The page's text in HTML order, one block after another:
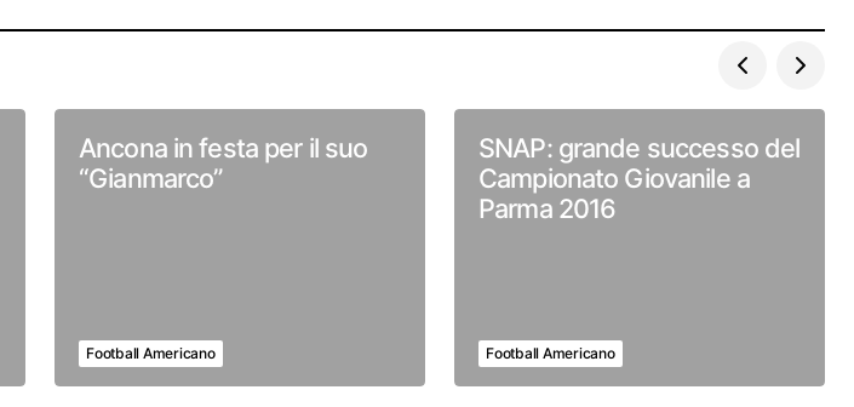
Ancona in festa per il suo
“Gianmarco”
Football Americano
SNAP: grande successo del
Campionato Giovanile a
Parma 2016
Football Americano